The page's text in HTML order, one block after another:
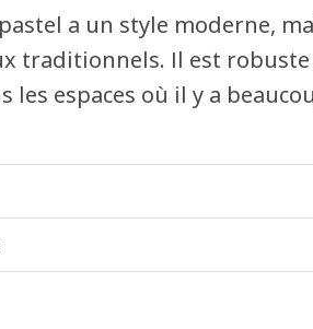
a un style moderne,
traditionnels. Il est
les espaces où il y a